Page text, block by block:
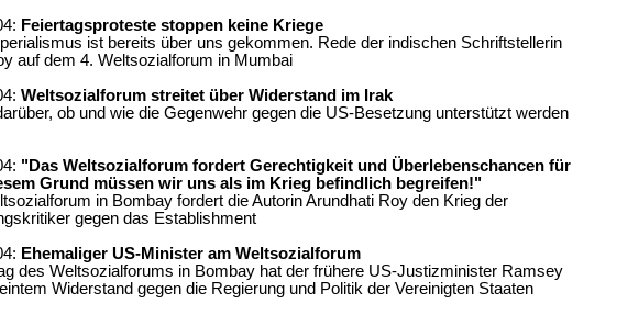
Feiertagsproteste stoppen keine Kriege
ist bereits über uns gekommen. Rede der indischen Schriftstellerin
auf dem 4. Weltsozialforum in Mumbai
Weltsozialforum streitet über Widerstand im Irak
ob und wie die Gegenwehr gegen die US-Besetzung unterstützt werden
"Das Weltsozialforum fordert Gerechtigkeit und Überlebenschancen für
Grund müssen wir uns als im Krieg befindlich begreifen!"
in Bombay fordert die Autorin Arundhati Roy den Krieg der
gegen das Establishment
Ehemaliger US-Minister am Weltsozialforum
des Weltsozialforums in Bombay hat der frühere US-Justizminister Ramsey
Widerstand gegen die Regierung und Politik der Vereinigten Staaten